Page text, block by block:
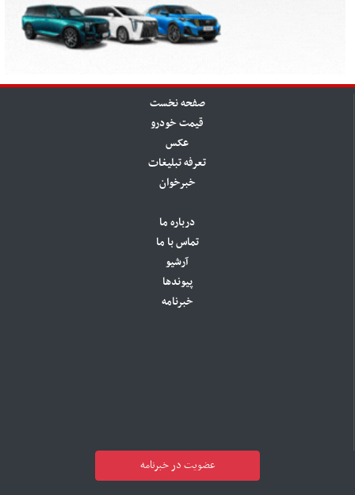
صفحه نخست
قیمت خودرو
عکس
تعرفه تبلیغات
خبرخوان
درباره ما
تماس با ما
آرشیو
پیوندها
خبرنامه
عضویت در خبرنامه